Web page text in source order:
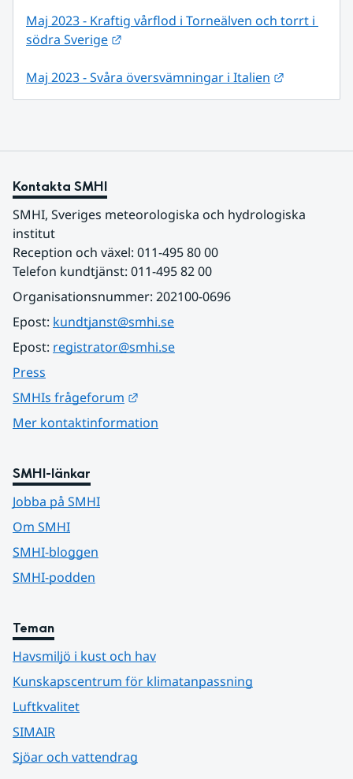
Maj 2023 - Kraftig vårflod i Torneälven och torrt i
södra Sverige
Maj 2023 - Svåra översvämningar i Italien
Kontakta SMHI
SMHI, Sveriges meteorologiska och hydrologiska
institut
Reception och växel: 011-495 80 00
Telefon kundtjänst: 011-495 82 00
Organisationsnummer: 202100-0696
Epost: kundtjanst@smhi.se
Epost: registrator@smhi.se
Press
SMHIs frågeforum
Mer kontaktinformation
SMHI-länkar
Jobba på SMHI
Om SMHI
SMHI-bloggen
SMHI-podden
Teman
Havsmiljö i kust och hav
Kunskapscentrum för klimatanpassning
Luftkvalitet
SIMAIR
Sjöar och vattendrag